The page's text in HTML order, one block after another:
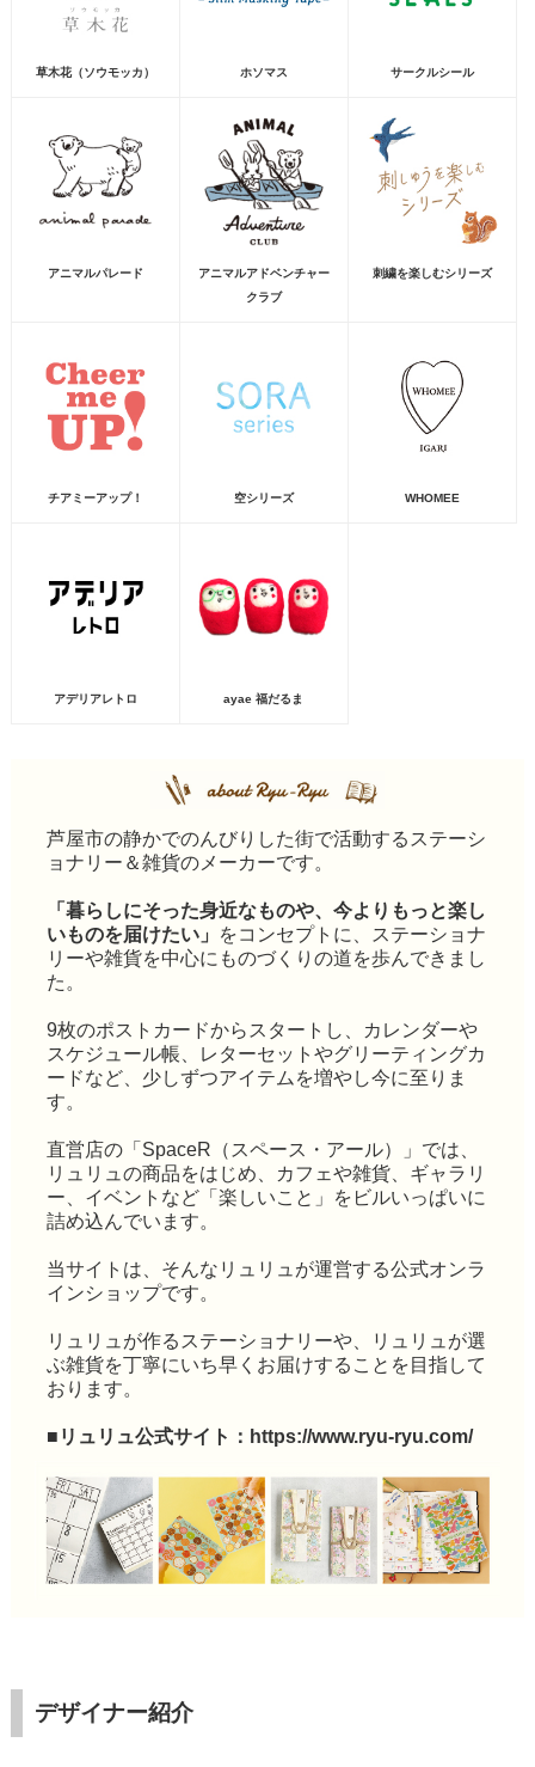
草木花（ソウモッカ） ホソマス サークルシール
アニマルパレード
アニマルアドベンチャー
クラブ
刺繍を楽しむシリーズ
チアミーアップ！ 空シリーズ WHOMEE
アデリアレトロ ayae 福だるま
芦屋市の静かでのんびりした街で活動するステーシ
ョナリー＆雑貨のメーカーです。
「暮らしにそった身近なものや、今よりもっと楽し
いものを届けたい」
をコンセプトに、ステーショナ
リーや雑貨を中心にものづくりの道を歩んできまし
た。
9枚のポストカードからスタートし、カレンダーや
スケジュール帳、レターセットやグリーティングカ
ードなど、少しずつアイテムを増やし今に至りま
す。
直営店の「SpaceR（スペース・アール）」では、
リュリュの商品をはじめ、カフェや雑貨、ギャラリ
ー、イベントなど「楽しいこと」をビルいっぱいに
詰め込んでいます。
当サイトは、そんなリュリュが運営する公式オンラ
インショップです。
リュリュが作るステーショナリーや、リュリュが選
ぶ雑貨を丁寧にいち早くお届けすることを目指して
おります。
■リュリュ公式サイト： https://www.ryu-ryu.com/
デザイナー紹介